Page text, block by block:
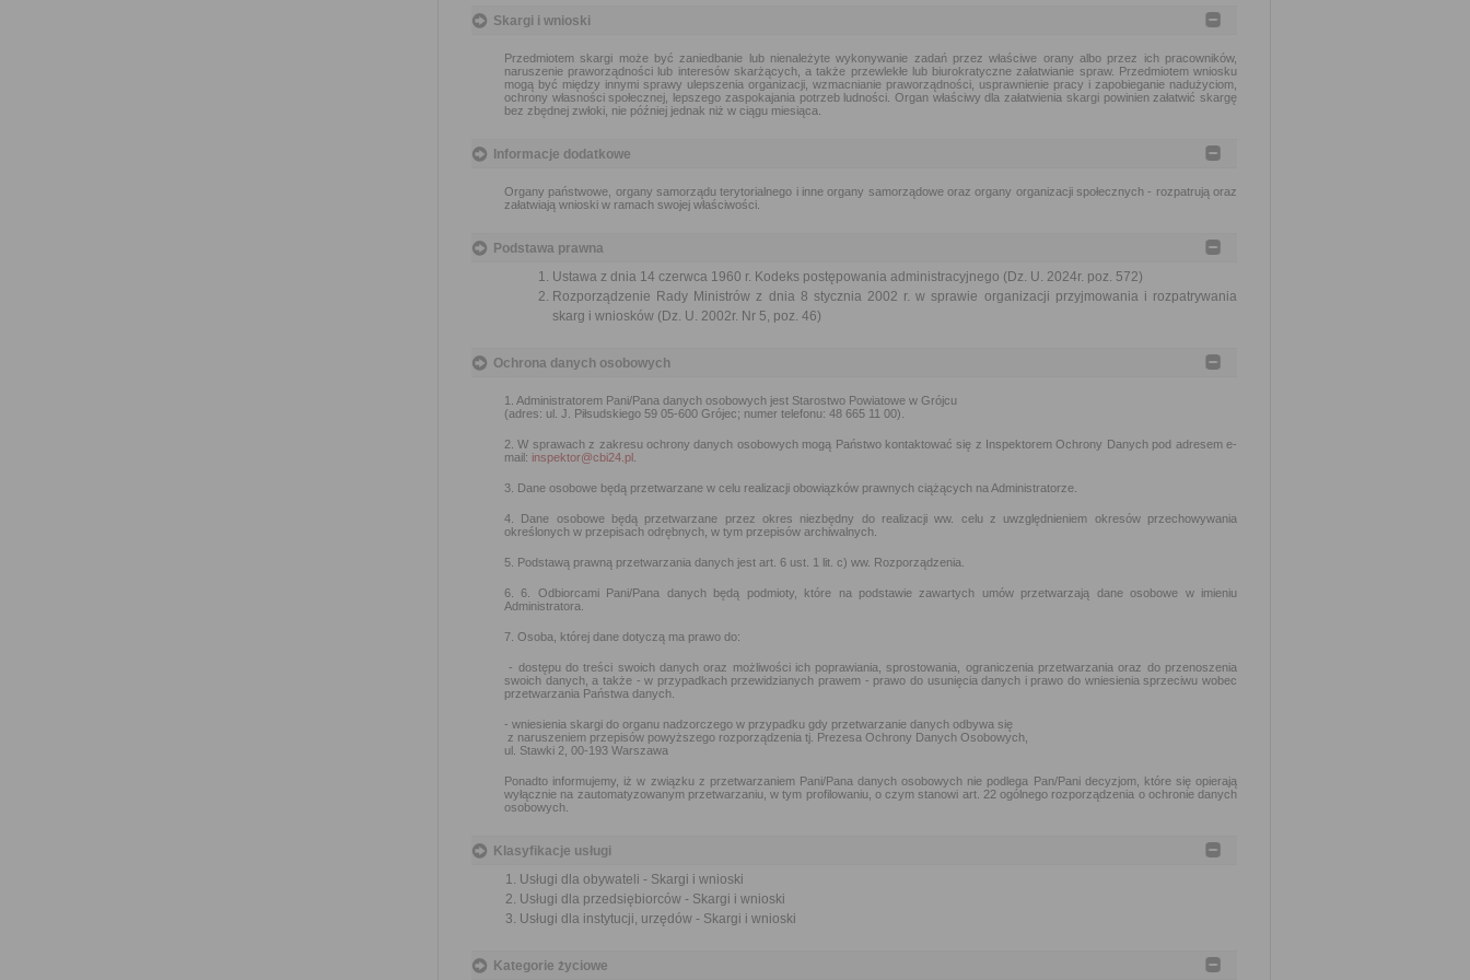
Skargi i wnioski
Przedmiotem skargi może być zaniedbanie lub nienależyte wykonywanie zadań przez właściwe orany albo przez ich pracowników,
naruszenie praworządności lub interesów skarżących, a także przewlekłe lub biurokratyczne załatwianie spraw. Przedmiotem wniosku
mogą być między innymi sprawy ulepszenia organizacji, wzmacnianie praworządności, usprawnienie pracy i zapobieganie nadużyciom,
ochrony własności społecznej, lepszego zaspokajania potrzeb ludności. Organ właściwy dla załatwienia skargi powinien załatwić skargę
bez zbędnej zwłoki, nie później jednak niż w ciągu miesiąca.
Informacje dodatkowe
Organy państwowe, organy samorządu terytorialnego i inne organy samorządowe oraz organy organizacji społecznych - rozpatrują oraz
załatwiają wnioski w ramach swojej właściwości.
Podstawa prawna
Ustawa z dnia 14 czerwca 1960 r. Kodeks postępowania administracyjnego (Dz. U. 2024r. poz. 572)
Rozporządzenie Rady Ministrów z dnia 8 stycznia 2002 r. w sprawie organizacji przyjmowania i rozpatrywania
skarg i wniosków (Dz. U. 2002r. Nr 5, poz. 46)
Ochrona danych osobowych
1. Administratorem Pani/Pana danych osobowych jest Starostwo Powiatowe w Grójcu
(adres: ul. J. Piłsudskiego 59 05-600 Grójec; numer telefonu: 48 665 11 00).
2. W sprawach z zakresu ochrony danych osobowych mogą Państwo kontaktować się z Inspektorem Ochrony Danych pod adresem e-
mail: inspektor@cbi24.pl
3. Dane osobowe będą przetwarzane w celu realizacji obowiązków prawnych ciążących na Administratorze.
4. Dane osobowe będą przetwarzane przez okres niezbędny do realizacji ww. celu z uwzględnieniem okresów przechowywania
określonych w przepisach odrębnych, w tym przepisów archiwalnych.
5. Podstawą prawną przetwarzania danych jest art. 6 ust. 1 lit. c) ww. Rozporządzenia.
6. 6. Odbiorcami Pani/Pana danych będą podmioty, które na podstawie zawartych umów przetwarzają dane osobowe w imieniu
Administratora.
7. Osoba, której dane dotyczą ma prawo do:
- dostępu do treści swoich danych oraz możliwości ich poprawiania, sprostowania, ograniczenia przetwarzania oraz do przenoszenia
swoich danych, a także - w przypadkach przewidzianych prawem - prawo do usunięcia danych i prawo do wniesienia sprzeciwu wobec
przetwarzania Państwa danych.
- wniesienia skargi do organu nadzorczego w przypadku gdy przetwarzanie danych odbywa się
z naruszeniem przepisów powyższego rozporządzenia tj. Prezesa Ochrony Danych Osobowych,
ul. Stawki 2, 00-193 Warszawa
Ponadto informujemy, iż w związku z przetwarzaniem Pani/Pana danych osobowych nie podlega Pan/Pani decyzjom, które się opierają
wyłącznie na zautomatyzowanym przetwarzaniu, w tym profilowaniu, o czym stanowi art. 22 ogólnego rozporządzenia o ochronie danych
osobowych.
Klasyfikacje usługi
Usługi dla obywateli - Skargi i wnioski
Usługi dla przedsiębiorców - Skargi i wnioski
Usługi dla instytucji, urzędów - Skargi i wnioski
Kategorie życiowe